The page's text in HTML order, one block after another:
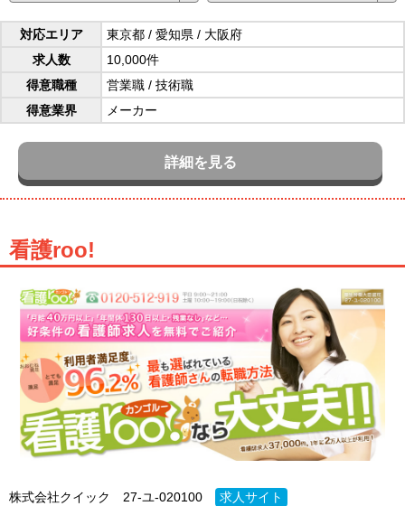
対応エリア
東京都 / 愛知県 / 大阪府
求人数
10,000件
得意職種
営業職 / 技術職
得意業界
メーカー
詳細を見る
看護roo!
株式会社クイック 27-ユ-020100 求人サイト